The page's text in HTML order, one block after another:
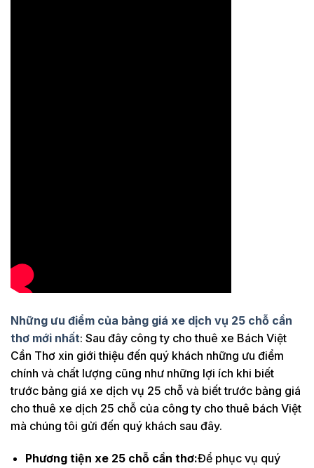
Những ưu điểm của bảng giá xe dịch vụ 25 chỗ cần
thơ mới nhất: Sau đây công ty cho thuê xe Bách Việt
Cần Thơ xin giới thiệu đến quý khách những ưu điểm
chính và chất lượng cũng như những lợi ích khi biết
trước bảng giá xe dịch vụ 25 chỗ và biết trước bảng giá
cho thuê xe dịch 25 chỗ của công ty cho thuê bách Việt
mà chúng tôi gửi đến quý khách sau đây.
Phương tiện xe 25 chỗ cần thơ:Để phục vụ quý